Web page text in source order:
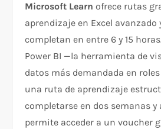
Microsoft Learn ofrece rutas
aprendizaje en Excel avanzado
completan en entre 6 y 15
Power BI —la herramienta de
datos más demandada en
una ruta de aprendizaje
completarse en dos semanas
permite acceder a un voucher